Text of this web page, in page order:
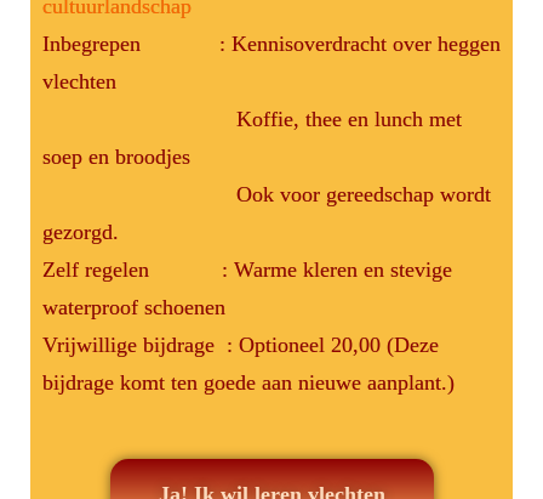
cultuurlandschap
Inbegrepen : Kennisoverdracht over heggen
vlechten
Koffie, thee en lunch met
soep en broodjes
Ook voor gereedschap wordt
gezorgd.
Zelf regelen : Warme kleren en stevige
waterproof schoenen
Vrijwillige bijdrage : Optioneel 20,00 (Deze
bijdrage komt ten goede aan nieuwe aanplant.)
Ja! Ik wil leren vlechten